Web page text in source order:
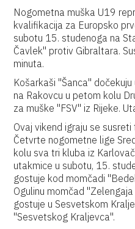
Nogometna muška U19
kvalifikacija za Europsko
subotu 15. studenoga na
Čavlek" protiv Gibraltara.
minuta.
Košarkaši "Šanca"
na Rakovcu u petom kolu
za muške "FSV" iz Rijeke.
Ovaj vikend igraju se
Četvrte nogometne lige
kolu sva tri kluba iz
utakmice u subotu, 15.
gostuje kod momčadi
Ogulinu momčad
gostuje u Sesvetskom
"Sesvetskog Kraljevca".